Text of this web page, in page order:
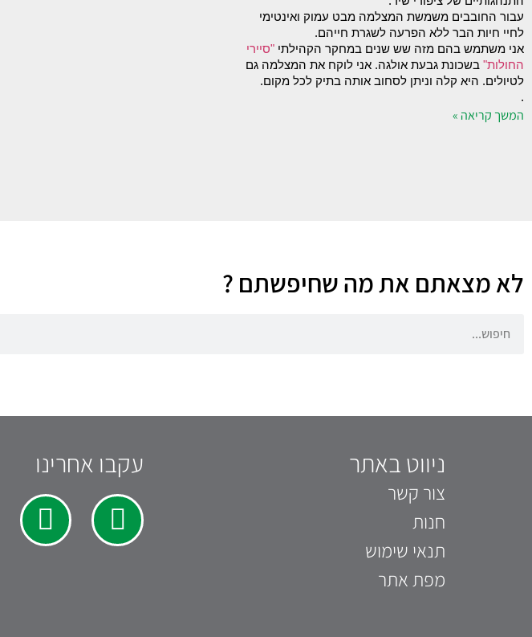
לחיי חיות הבר ללא הפרעה לשגרת חייהם.
אני משתמש בהם מזה שש שנים במחקר הקהילתי
החולות" בשכונת גבעת אולגה. אני לוקח את המצלמה
לטיולים. היא קלה וניתן לסחוב אותה בתיק לכל מקום.
.
המשך קריאה »
לא מצאתם את מה שחיפשתם ?
ניווט באתר
צור קשר
חנות
תנאי שימוש
מפת אתר
עקבו אחרינו